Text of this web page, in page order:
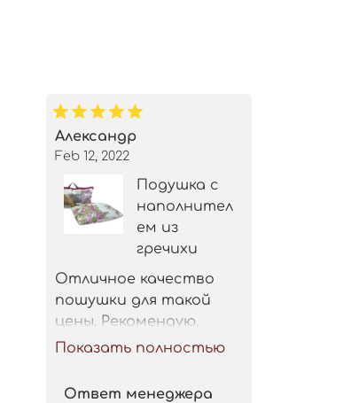
Александр
Feb 12, 2022
Подушка с
наполнител
ем из
гречихи
Отличное качество
пошушки для такой
цены. Рекомендую.
Показать полностью
Ответ менеджера